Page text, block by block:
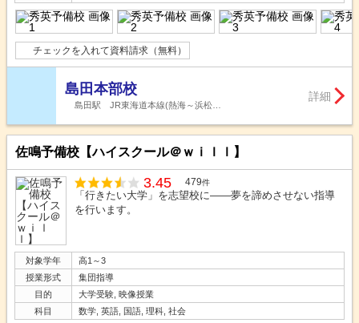
チェックを入れて資料請求（無料）
島田本部校
島田駅 JR東海道本線(熱海～浜松…
詳細
佐鳴予備校【ハイスクール＠ｗｉｌｌ】
3.45 479件
「行きたい大学」を志望校に――夢を諦めさせない指導
を行います。
対象学年
高1～3
授業形式
集団指導
目的
大学受験, 映像授業
科目
数学, 英語, 国語, 理科, 社会